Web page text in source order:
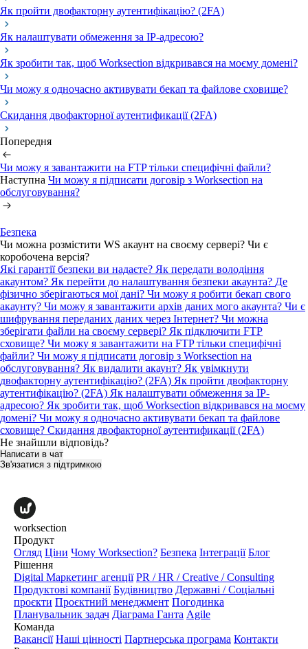
Як пройти двофакторну аутентифікацію? (2FA)
Як налаштувати обмеження за IP-адресою?
Як зробити так, щоб Worksection відкривався на моєму домені?
Чи можу я одночасно активувати бекап та файлове сховище?
Скидання двофакторної аутентификації (2FA)
Попередня
Чи можу я завантажити на FTP тільки специфічні файли?
Наступна Чи можу я підписати договір з Worksection на
обслуговування?
Безпека
Чи можна розмістити WS акаунт на своєму сервері? Чи є
коробочена версія?
Які гарантії безпеки ви надаєте? Як передати володіння
акаунтом? Як перейти до налаштування безпеки акаунта? Де
фізично зберігаються мої дані? Чи можу я робити бекап свого
акаунту? Чи можу я завантажити архів даних мого акаунта? Чи є
шифрування переданих даних через Інтернет? Чи можна
зберігати файли на своєму сервері? Як підключити FTP
сховище? Чи можу я завантажити на FTP тільки специфічні
файли? Чи можу я підписати договір з Worksection на
обслуговування? Як видалити акаунт? Як увімкнути
двофакторну аутентифікацію? (2FA) Як пройти двофакторну
аутентифікацію? (2FA) Як налаштувати обмеження за IP-
адресою? Як зробити так, щоб Worksection відкривався на моєму
домені? Чи можу я одночасно активувати бекап та файлове
сховище? Скидання двофакторної аутентификації (2FA)
Не знайшли відповідь?
Написати в чат
Зв'язатися з підтримкою
worksection
Продукт
Огляд Ціни Чому Worksection? Безпека Інтеграції Блог
Рішення
Digital Маркетинг агенції PR / HR / Creative / Consulting
Продуктові компанії Будівництво Державні / Соціальні
проєкти Проєктний менеджмент Погодинка
Планувальник задач Діаграма Ганта Agile
Команда
Вакансії Наші цінності Партнерська програма Контакти